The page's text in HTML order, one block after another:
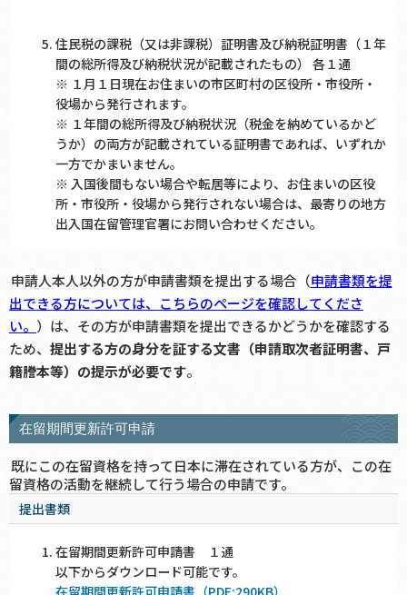
住民税の課税（又は非課税）証明書及び納税証明書（１年
間の総所得及び納税状況が記載されたもの） 各１通
※ １月１日現在お住まいの市区町村の区役所・市役所・
役場から発行されます。
※ １年間の総所得及び納税状況（税金を納めているかど
うか）の両方が記載されている証明書であれば、いずれか
一方でかまいません。
※ 入国後間もない場合や転居等により、お住まいの区役
所・市役所・役場から発行されない場合は、最寄りの地方
出入国在留管理官署にお問い合わせください。
申請人本人以外の方が申請書類を提出する場合（申請書類を提
出できる方については、こちらのページを確認してくださ
い。 ）は、その方が申請書類を提出できるかどうかを確認する
ため、 提出する方の身分を証する文書（申請取次者証明書、戸
籍謄本等）の提示が必要です。
在留期間更新許可申請
既にこの在留資格を持って日本に滞在されている方が、この在
留資格の活動を継続して行う場合の申請です。
提出書類
在留期間更新許可申請書 １通
以下からダウンロード可能です。